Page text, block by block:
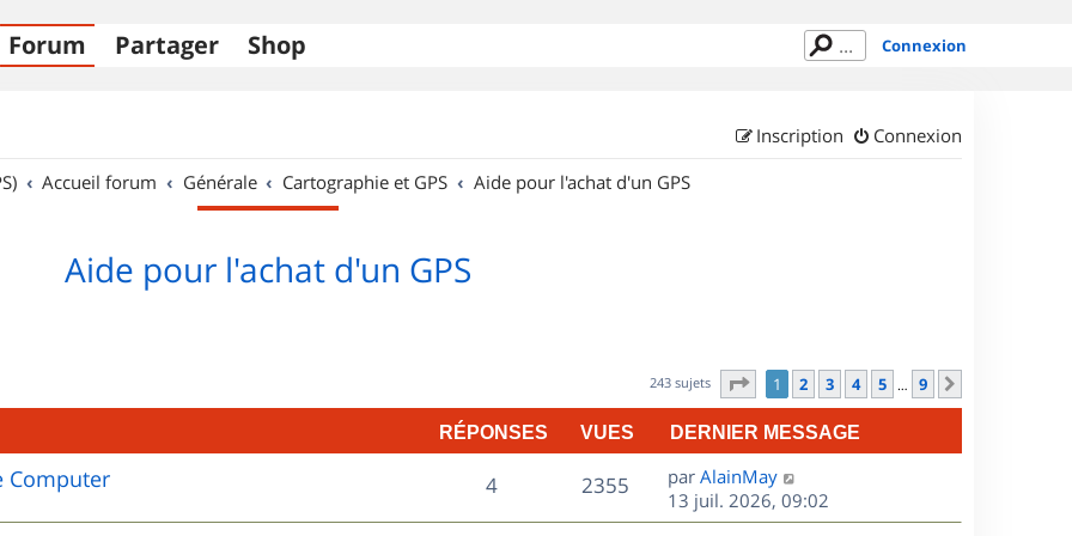
Forum Partager Shop Connexion
Connexion
Inscription
Accueil forum Générale Cartographie et GPS Aide pour l'achat d'un GPS
Aide pour l'achat d'un GPS
243 sujets Page sur9
1 2 3 4 5 … 9
RÉPONSES VUES DERNIER MESSAGE
Computer 4R
é
2355V
u
D
e
r
par AlainMay
13 juil. 2026, 09:02